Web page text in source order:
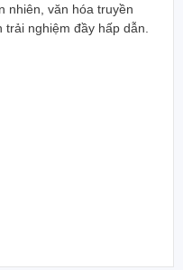
nhiên, văn hóa truyền
nghiệm đầy hấp dẫn.